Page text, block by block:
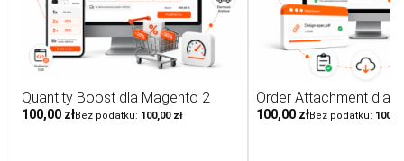
Quantity Boost dla Magento 2
100,00 zł 100,00 zł
Order Attachment dla
100,00 zł